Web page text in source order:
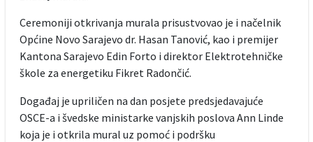
Ceremoniji otkrivanja murala prisustvovao je i načelnik
Općine Novo Sarajevo dr. Hasan Tanović, kao i premijer
Kantona Sarajevo Edin Forto i direktor Elektrotehničke
škole za energetiku Fikret Radončić.
Događaj je upriličen na dan posjete predsjedavajuće
OSCE-a i švedske ministarke vanjskih poslova Ann Linde
koja je i otkrila mural uz pomoć i podršku